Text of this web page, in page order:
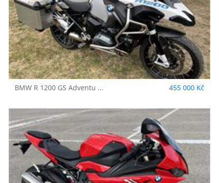
BMW R 1200 GS Adventu ... 455 000 Kč